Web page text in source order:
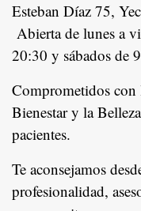
Esteban Díaz 75,
Abierta de lunes a
20:30 y sábados de
Comprometidos con
Bienestar y la
pacientes.
Te aconsejamos
profesionalidad,